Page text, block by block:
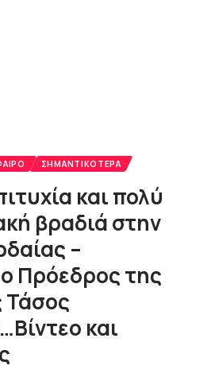
ΣΗΜΑΝΤΙΚΌΤΕΡΑ
και πολύ
βραδιά στην
–
Πρόεδρος της
Τάσος
και